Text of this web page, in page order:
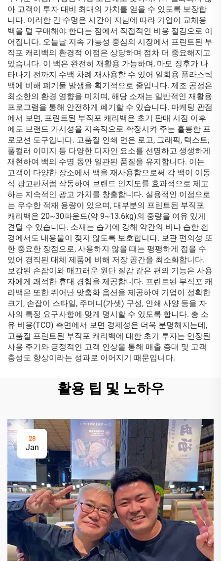
아 고객이 투자 대비 최대의 가치를 얻을 수 있도록 보장합
니다. 이러한 긴 수명은 시간이 지남에 따라 기업이 교체용
백을 덜 구매해야 한다는 점에서 직접적인 비용 절감으로 이
어집니다. 오늘날 지속 가능성 중심의 시장에서 프린트된 부
직포 캐리백의 환경적 이점은 상당하며 점차 더 중요해지고
있습니다. 이 백은 완전히 재활용 가능하며, 마모 징후가 나
타나기 전까지 수백 차례 재사용할 수 있어 일회용 플라스틱
백에 비해 폐기물 발생을 획기적으로 줄입니다. 제조 공정은
최소한의 환경 영향을 미치며, 해당 소재는 일반적인 재활용
프로그램을 통해 안전하게 폐기할 수 있습니다. 마케팅 관점
에서 보면, 프린트된 부직포 캐리백은 초기 판매 시점 이후
에도 브랜드 가시성을 지속적으로 확장시켜 주는 훌륭한 프
로모션 도구입니다. 고품질 인쇄 면은 로고, 그래픽, 텍스트,
풀컬러 이미지 등 다양한 디자인 요소를 선명하고 생생하게
재현하여 백의 수명 동안 일관된 품질을 유지합니다. 이는
고객이 다양한 장소에서 백을 재사용함으로써 각 백이 이동
식 광고판처럼 작동하여 브랜드 인지도를 효과적으로 제고
하는 지속적인 광고 가치를 창출합니다. 실용적인 이점으로
는 우수한 적재 용량이 있으며, 대부분의 프린트된 부직포
캐리백은 20~30파운드(약 9~13.6kg)의 중량을 여유 있게
견딜 수 있습니다. 소재는 습기에 강해 약간의 비나 습한 환
경에서도 내용물이 젖지 않도록 보호합니다. 보관 편의성 또
한 중요한 장점으로, 사용하지 않을 때는 평평하게 접을 수
있어 경직된 대체 제품에 비해 저장 공간을 최소화합니다.
보강된 손잡이와 매끄러운 원단 질감 같은 편의 기능은 사용
자에게 쾌적한 휴대 경험을 제공합니다. 프린트된 부직포 캐
리백은 또한 뛰어난 맞춤화 옵션을 제공하여 기업이 정확한
크기, 손잡이 스타일, 주머니(가셋) 구성, 인쇄 사양 등을 자
사의 특정 요구사항에 맞게 명시할 수 있도록 합니다. 총 소
유 비용(TCO) 측면에서 보면 경제성은 더욱 분명해지는데,
고품질 프린트된 부직포 캐리백에 대한 초기 투자는 연장된
사용 주기와 긍정적인 고객 인상을 통해 매출 증대 및 고객
충성도 향상이라는 성과로 이어지기 때문입니다.
활용 팁 및 노하우
28
Jan